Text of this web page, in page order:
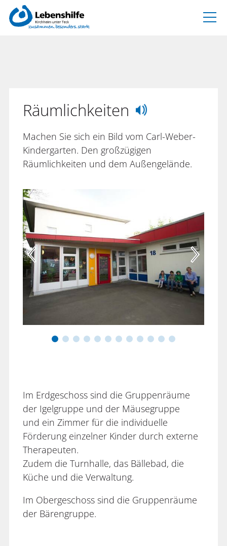
Räumlichkeiten
Machen Sie sich ein Bild vom Carl-Weber-
Kindergarten. Den großzügigen
Räumlichkeiten und dem Außengelände.
Im Erdgeschoss sind die Gruppenräume
der Igelgruppe und der Mäusegruppe
und ein Zimmer für die individuelle
Förderung einzelner Kinder durch externe
Therapeuten.
Zudem die Turnhalle, das Bällebad, die
Küche und die Verwaltung.
Im Obergeschoss sind die Gruppenräume
der Bärengruppe.